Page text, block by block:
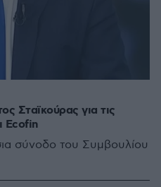
Σταϊκούρας για τις
Ecofin
σύνοδο του Συμβουλίου